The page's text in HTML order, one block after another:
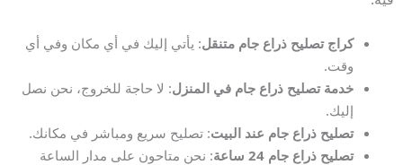
كراج تصليح ذراع جام متنقل: يأتي إليك في أي مكان وفي أي
وقت.
خدمة تصليح ذراع جام في المنزل: لا حاجة للخروج، نحن نصل
إليك.
تصليح ذراع جام عند البيت: تصليح سريع ومباشر في مكانك.
تصليح ذراع جام 24 ساعة
: نحن متاحون على مدار الساعة